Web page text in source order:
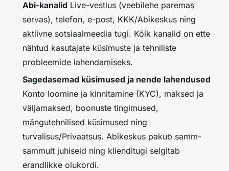
Abi-kanalid Live-vestlus (veebilehe paremas
servas), telefon, e-post, KKK/Abikeskus ning
aktiivne sotsiaalmeedia tugi. Kõik kanalid on ette
nähtud kasutajate küsimuste ja tehniliste
probleemide lahendamiseks.
Sagedasemad küsimused ja nende lahendused
Konto loomine ja kinnitamine (KYC), maksed ja
väljamaksed, boonuste tingimused,
mängutehnilised küsimused ning
turvalisus/Privaatsus. Abikeskus pakub samm-
sammult juhiseid ning klienditugi selgitab
erandlikke olukordi.